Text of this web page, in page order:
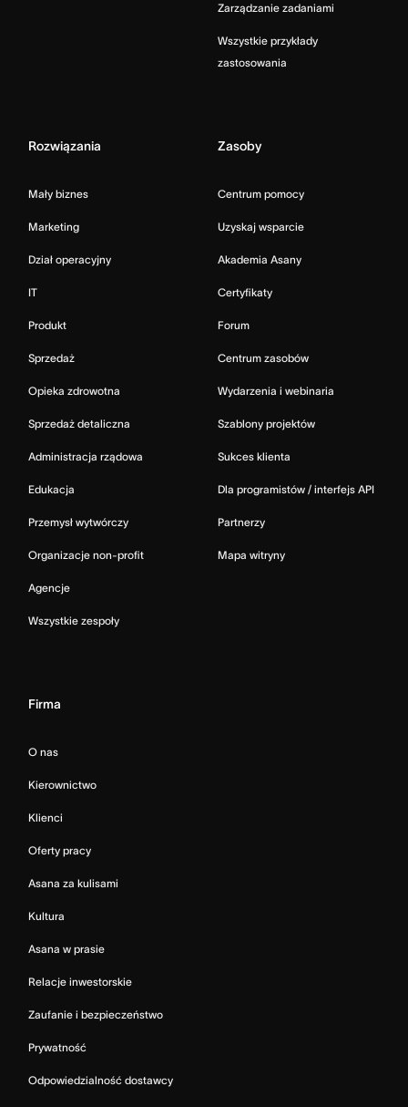
Zarządzanie zadaniami
Wszystkie przykłady
zastosowania
Rozwiązania
Mały biznes
Marketing
Dział operacyjny
IT
Produkt
Sprzedaż
Opieka zdrowotna
Sprzedaż detaliczna
Administracja rządowa
Edukacja
Przemysł wytwórczy
Organizacje non-profit
Agencje
Wszystkie zespoły
Zasoby
Centrum pomocy
Uzyskaj wsparcie
Akademia Asany
Certyfikaty
Forum
Centrum zasobów
Wydarzenia i webinaria
Szablony projektów
Sukces klienta
Dla programistów / interfejs API
Partnerzy
Mapa witryny
Firma
O nas
Kierownictwo
Klienci
Oferty pracy
Asana za kulisami
Kultura
Asana w prasie
Relacje inwestorskie
Zaufanie i bezpieczeństwo
Prywatność
Odpowiedzialność dostawcy